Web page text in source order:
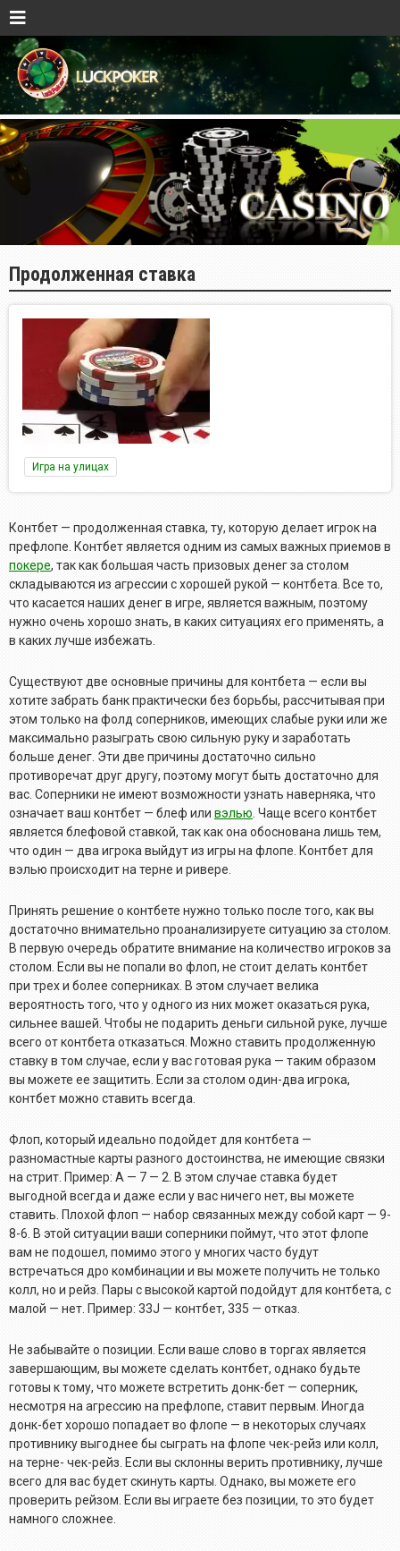
Продолженная ставка
Игра на улицах
Контбет — продолженная ставка, ту, которую делает игрок на
префлопе. Контбет является одним из самых важных приемов в
покере, так как большая часть призовых денег за столом
складываются из агрессии с хорошей рукой — контбета. Все то,
что касается наших денег в игре, является важным, поэтому
нужно очень хорошо знать, в каких ситуациях его применять, а
в каких лучше избежать.
Существуют две основные причины для контбета — если вы
хотите забрать банк практически без борьбы, рассчитывая при
этом только на фолд соперников, имеющих слабые руки или же
максимально разыграть свою сильную руку и заработать
больше денег. Эти две причины достаточно сильно
противоречат друг другу, поэтому могут быть достаточно для
вас. Соперники не имеют возможности узнать наверняка, что
означает ваш контбет — блеф или вэлью . Чаще всего контбет
является блефовой ставкой, так как она обоснована лишь тем,
что один — два игрока выйдут из игры на флопе. Контбет для
вэлью происходит на терне и ривере.
Принять решение о контбете нужно только после того, как вы
достаточно внимательно проанализируете ситуацию за столом.
В первую очередь обратите внимание на количество игроков за
столом. Если вы не попали во флоп, не стоит делать контбет
при трех и более соперниках. В этом случает велика
вероятность того, что у одного из них может оказаться рука,
сильнее вашей. Чтобы не подарить деньги сильной руке, лучше
всего от контбета отказаться. Можно ставить продолженную
ставку в том случае, если у вас готовая рука — таким образом
вы можете ее защитить. Если за столом один-два игрока,
контбет можно ставить всегда.
Флоп, который идеально подойдет для контбета —
разномастные карты разного достоинства, не имеющие связки
на стрит. Пример: А — 7 — 2. В этом случае ставка будет
выгодной всегда и даже если у вас ничего нет, вы можете
ставить. Плохой флоп — набор связанных между собой карт — 9-
8-6. В этой ситуации ваши соперники поймут, что этот флопе
вам не подошел, помимо этого у многих часто будут
встречаться дро комбинации и вы можете получить не только
колл, но и рейз. Пары с высокой картой подойдут для контбета, с
малой — нет. Пример: 33J — контбет, 335 — отказ.
Не забывайте о позиции. Если ваше слово в торгах является
завершающим, вы можете сделать контбет, однако будьте
готовы к тому, что можете встретить донк-бет — соперник,
несмотря на агрессию на префлопе, ставит первым. Иногда
донк-бет хорошо попадает во флопе — в некоторых случаях
противнику выгоднее бы сыграть на флопе чек-рейз или колл,
на терне- чек-рейз. Если вы склонны верить противнику, лучше
всего для вас будет скинуть карты. Однако, вы можете его
проверить рейзом. Если вы играете без позиции, то это будет
намного сложнее.